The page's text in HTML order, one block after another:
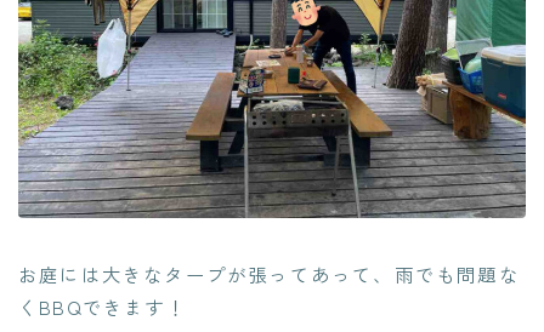
お庭には大きなタープが張ってあって、雨でも問題な
くBBQできます！